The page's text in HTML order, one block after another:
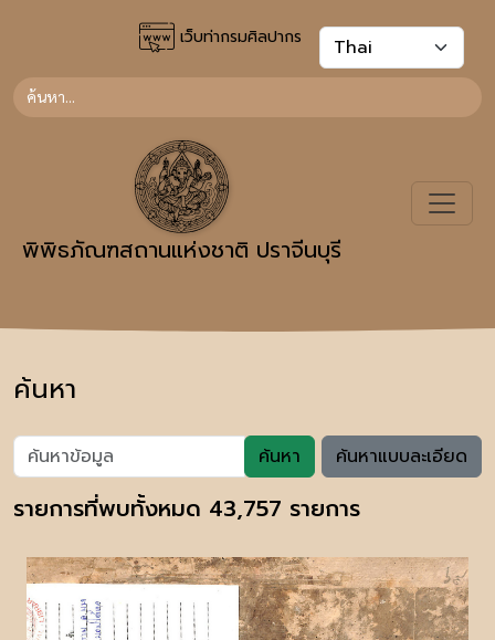
เว็บท่ากรมศิลปากร
พิพิธภัณฑสถานแห่งชาติ ปราจีนบุรี
ค้นหา
ค้นหา ค้นหาแบบละเอียด
รายการที่พบทั้งหมด 43,757 รายการ